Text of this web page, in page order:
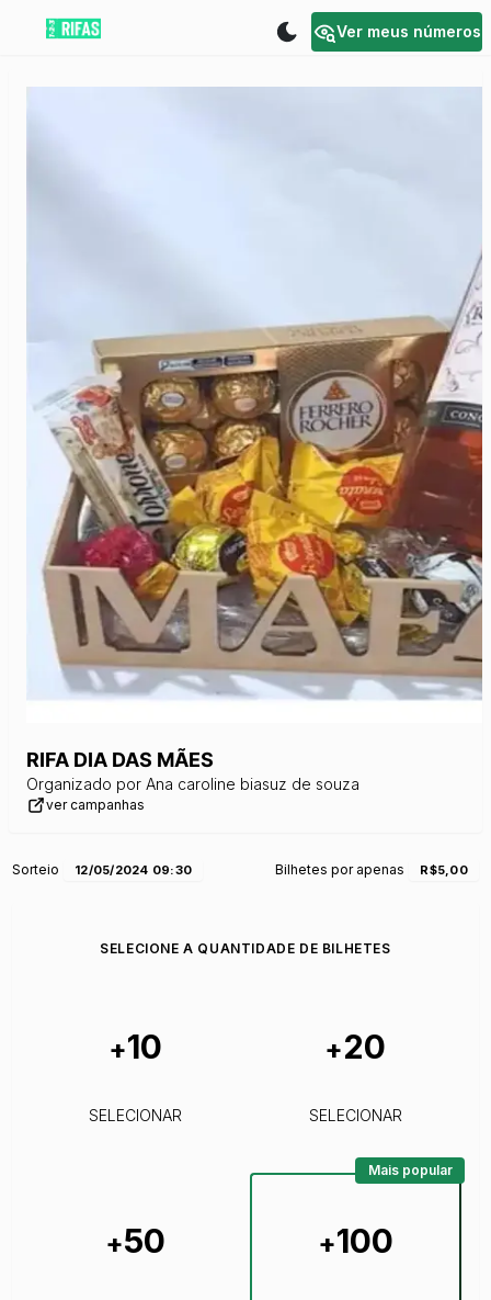
Ver meus números
RIFA DIA DAS MÃES
Organizado por Ana caroline biasuz de souza
ver campanhas
Sorteio 12/05/2024 09:30 Bilhetes por apenas R$5,00
SELECIONE A QUANTIDADE DE BILHETES
+10
SELECIONAR
+20
SELECIONAR
+50 +100
Mais popular